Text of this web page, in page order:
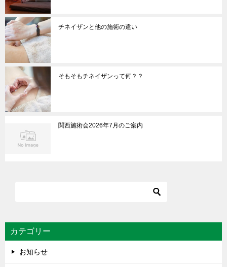
チネイザンと他の施術の違い
そもそもチネイザンって何？？
関西施術会2026年7月のご案内
カテゴリー
お知らせ